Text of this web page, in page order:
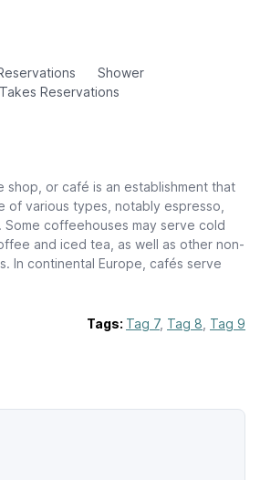
Shower
Takes Reservations
or café is an establishment that
of various types, notably espresso,
coffeehouses may serve cold
and iced tea, as well as other non-
In continental Europe, cafés serve
Tags: Tag 7, Tag 8 Tag 9